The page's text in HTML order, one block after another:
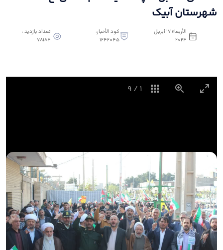
شهرستان آبیک
الأربعاء ١٧ أبريل
٢٠٢٤
كود الأخبار:
1242045
تعداد بازدید :
78184
1
/
9